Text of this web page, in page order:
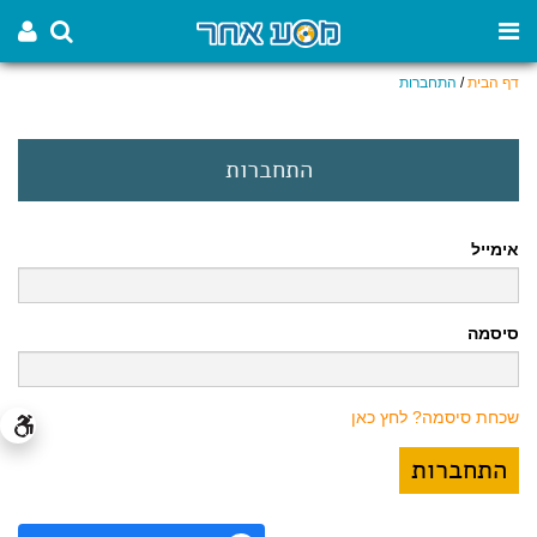
דף הבית/ התחברות
התחברות
אימייל
סיסמה
שכחת סיסמה? לחץ כאן